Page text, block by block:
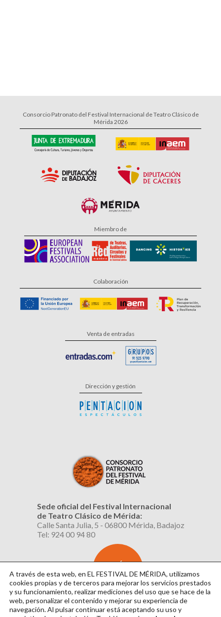
Consorcio Patronato del Festival Internacional de Teatro Clásico de
Mérida 2026
Miembro de
Colaboración
Venta de entradas
Dirección y gestión
Sede oficial del Festival Internacional
de Teatro Clásico de Mérida:
Calle Santa Julia, 5 - 06800 Mérida, Badajoz
Tel: 924 00 94 80
SUSCRÍBETE
AL BOLETÍN
A través de esta web, en EL FESTIVAL DE MÉRIDA, utilizamos
cookies propias y de terceros para mejorar los servicios prestados
y su funcionamiento, realizar mediciones del uso que se hace de la
web, personalizar el contenido y mejorar su experiencia de
navegación. Al pulsar continuarestá aceptando su uso y